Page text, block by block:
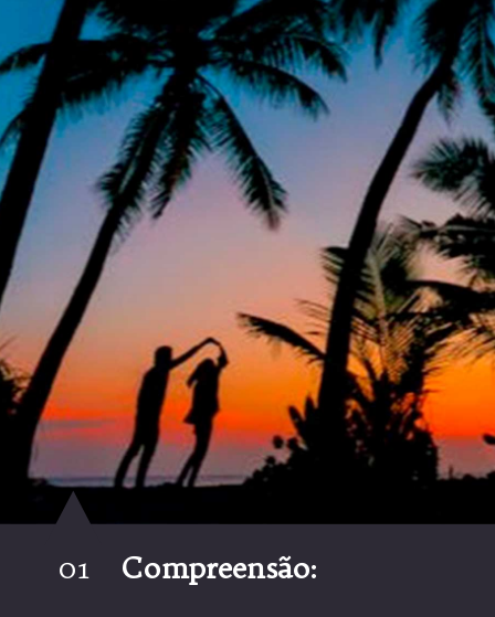
Compreensão:
01